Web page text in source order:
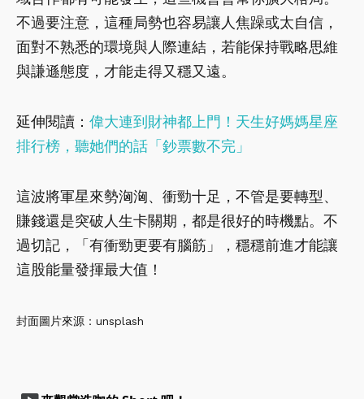
不過要注意，這種局勢也容易讓人焦躁或太自信，
面對不熟悉的環境與人際連結，若能保持戰略思維
與謙遜態度，才能走得又穩又遠。
延伸閱讀： 偉大連到財神都上門！天生好媽媽星座
排行榜，聽她們的話「鈔票數不完」
這波將軍星來勢洶洶、衝勁十足，不管是要轉型、
賺錢還是突破人生卡關期，都是很好的時機點。不
過切記，「有衝勁更要有腦筋」，穩穩前進才能讓
這股能量發揮最大值！
封面圖片來源：unsplash